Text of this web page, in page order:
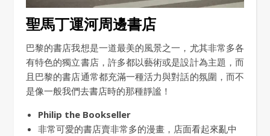
聖馬丁運河周邊書店
巴黎的書店我想是一道最美的風景之一，尤其非常多各
有特色的獨立書店，許多都以藝術或是設計為主題，而
且巴黎的書店通常都充滿一種活力與對話的氛圍，而不
是像一般我們去書店時的那種靜謐！
Philip the Bookseller
非常可愛的書店賣非常多的漫畫，店面看起來亂中